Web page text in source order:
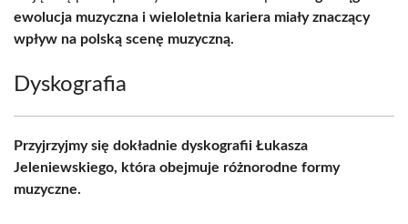
ewolucja muzyczna i wieloletnia kariera miały znaczący
wpływ na polską scenę muzyczną.
Dyskografia
Przyjrzyjmy się dokładnie dyskografii Łukasza
Jeleniewskiego, która obejmuje różnorodne formy
muzyczne.